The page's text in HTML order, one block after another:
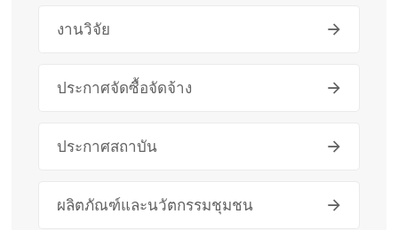
งานวิจัย
ประกาศจัดซื้อจัดจ้าง
ประกาศสถาบัน
ผลิตภัณฑ์และนวัตกรรมชุมชน